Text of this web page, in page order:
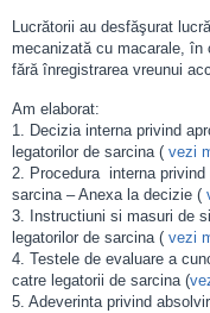
Lucrătorii au desfăşurat
mecanizată cu macarale, în
fără înregistrarea vreunui
Am elaborat:
1. Decizia interna privind
legatorilor de sarcina ( vezi
2. Procedura interna privind
sarcina – Anexa la decizie (
3. Instructiuni si masuri de
legatorilor de sarcina ( vezi
4. Testele de evaluare a
catre legatorii de sarcina (
5. Adeverinta privind